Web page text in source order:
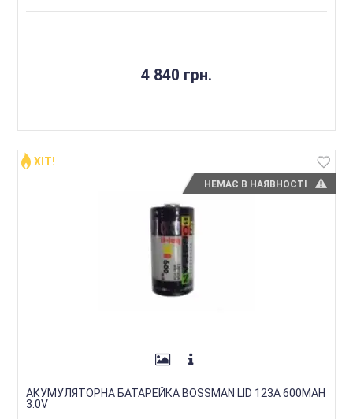
4 840 грн.
НЕМАЄ В НАЯВНОСТІ
ХІТ!
АКУМУЛЯТОРНА БАТАРЕЙКА BOSSMAN LID 123A 600MAH
3.0V